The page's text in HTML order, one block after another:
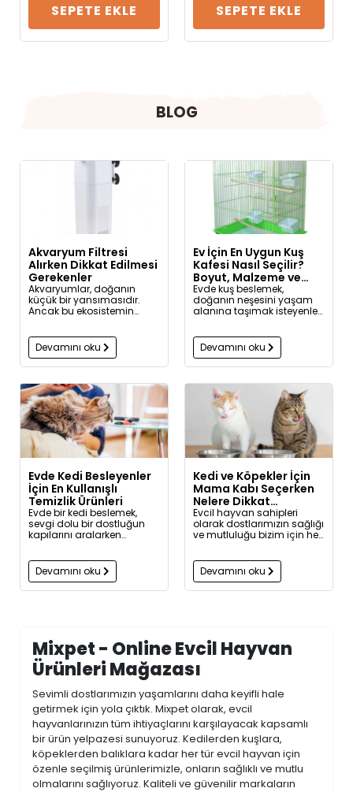
SEPETE EKLE SEPETE EKLE
BLOG
Akvaryum Filtresi
Alırken Dikkat Edilmesi
Gerekenler
Akvaryumlar, doğanın
küçük bir yansımasıdır.
Ancak bu ekosistemin
bileşenler gerekir.
Bunlardan en önemlisi
akvaryum filtresidir. Filtreler,
canlılar için yaşanabilir
kalmasını sağlar.
Devamını oku
Ev İçin En Uygun Kuş
Kafesi Nasıl Seçilir?
Boyut, Malzeme ve
Konum Rehberi
Evde kuş beslemek,
doğanın neşesini yaşam
alanına taşımak isteyenler
tercihtir. Bu yolculuğun en
önemli adımlarından biri
ise, kuşunuz için en doğru
Devamını oku
Evde Kedi Besleyenler
İçin En Kullanışlı
Temizlik Ürünleri
Evde bir kedi beslemek,
sevgi dolu bir dostluğun
kapılarını aralarken
getirir. Kedinizin tüyleri,
kumu, mama artıkları ve
günlük alışkanlıkları;
kullanarak hem evinizi
kolayca temiz tutabilir hem
de patili dostunuzun
sağlığını güvence altına
alabilirsiniz.
Devamını oku
Kedi ve Köpekler İçin
Mama Kabı Seçerken
Nelere Dikkat
Etmelisiniz?
Evcil hayvan sahipleri
olarak dostlarımızın sağlığı
ve mutluluğu bizim için her
beslenmenin yapıldığı
mama kapları da dikkat
edilmesi gereken bir
hijyenik detaylara da
dikkat etmek gerekir. Bu
yazıda, evcil hayvanınız
için en uygun mama
kabını seçerken göz
önünde bulundurmanız
gereken tüm faktörleri
detaylıca ele alıyoruz.
Devamını oku
Mixpet - Online Evcil Hayvan
Ürünleri Mağazası
Sevimli dostlarımızın yaşamlarını daha keyifli hale
getirmek için yola çıktık. Mixpet olarak, evcil
hayvanlarınızın tüm ihtiyaçlarını karşılayacak kapsamlı
bir ürün yelpazesi sunuyoruz. Kedilerden kuşlara,
köpeklerden balıklara kadar her tür evcil hayvan için
özenle seçilmiş ürünlerimizle, onların sağlıklı ve mutlu
olmalarını sağlıyoruz. Kaliteli ve güvenilir markaların